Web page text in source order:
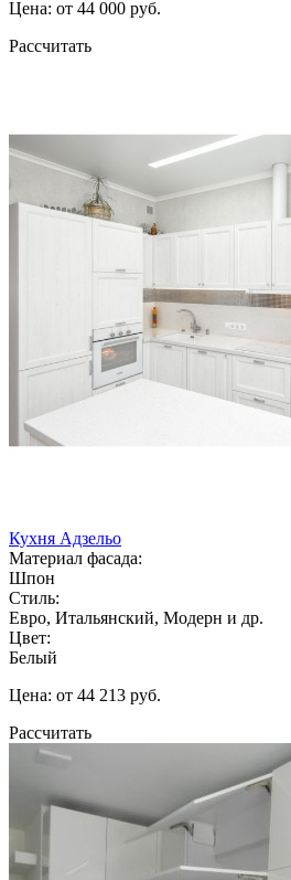
Цена: от 44 000 руб.
Рассчитать
Кухня Адзельо
Материал фасада:
Шпон
Стиль:
Евро, Итальянский, Модерн и др.
Цвет:
Белый
Цена: от 44 213 руб.
Рассчитать